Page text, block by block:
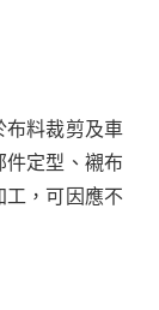
布料裁剪及車
定型、襯布
，可因應不